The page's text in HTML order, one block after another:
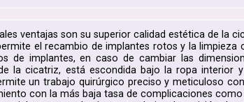
ventajas son su superior calidad estética de la
el recambio de implantes rotos y la
de implantes, en caso de cambiar las
la cicatriz, está escondida bajo la ropa interior
un trabajo quirúrgico preciso y meticuloso
con la más baja tasa de complicaciones